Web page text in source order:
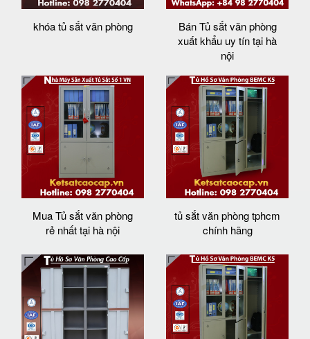
khóa tủ sắt văn phòng
Bán Tủ sắt văn phòng
xuất khẩu uy tín tại hà
nội
Mua Tủ sắt văn phòng
rẻ nhất tại hà nội
tủ sắt văn phòng tphcm
chính hãng